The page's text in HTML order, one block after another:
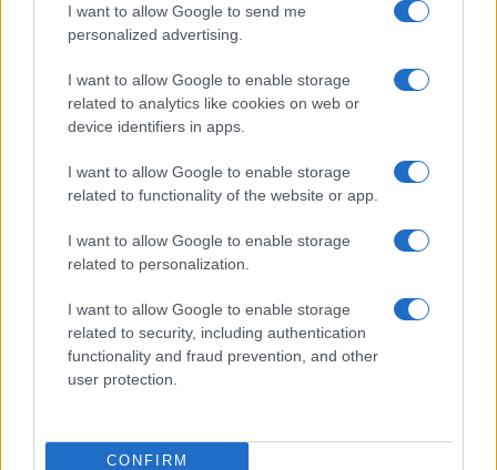
I want to allow Google to send me
personalized advertising.
I want to allow Google to enable storage
related to analytics like cookies on web or
device identifiers in apps.
I want to allow Google to enable storage
related to functionality of the website or app.
I want to allow Google to enable storage
related to personalization.
I want to allow Google to enable storage
related to security, including authentication
functionality and fraud prevention, and other
user protection.
CONFIRM
Migliori agenzie per l’Attestazione SOA in Italia:
lista delle 4 realtà più efficienti nella g…
“Sul filo del discorso”: sold out ad Olbia per il
reading su Atzeni
La Maddalena, festa per i 30 anni del Diving
center di Tegge
Esce di strada con l’auto ad Arzachena: ferito il
conducente